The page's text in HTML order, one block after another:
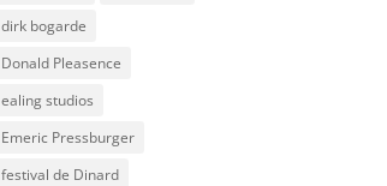
dirk bogarde
Donald Pleasence
ealing studios
Emeric Pressburger
festival de Dinard